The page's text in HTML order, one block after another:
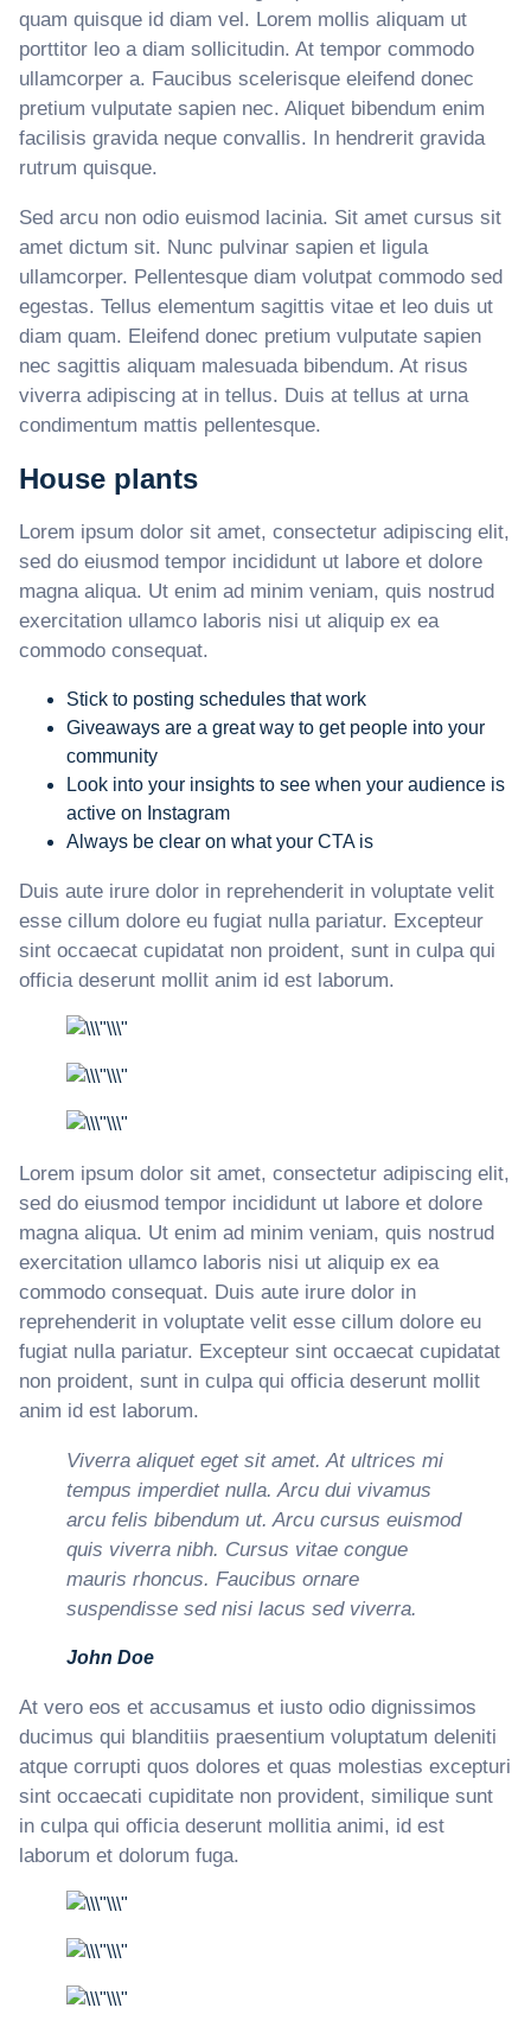
quam quisque id diam vel. Lorem mollis aliquam ut
porttitor leo a diam sollicitudin. At tempor commodo
ullamcorper a. Faucibus scelerisque eleifend donec
pretium vulputate sapien nec. Aliquet bibendum enim
facilisis gravida neque convallis. In hendrerit gravida
rutrum quisque.
Sed arcu non odio euismod lacinia. Sit amet cursus sit
amet dictum sit. Nunc pulvinar sapien et ligula
ullamcorper. Pellentesque diam volutpat commodo sed
egestas. Tellus elementum sagittis vitae et leo duis ut
diam quam. Eleifend donec pretium vulputate sapien
nec sagittis aliquam malesuada bibendum. At risus
viverra adipiscing at in tellus. Duis at tellus at urna
condimentum mattis pellentesque.
House plants
Lorem ipsum dolor sit amet, consectetur adipiscing elit,
sed do eiusmod tempor incididunt ut labore et dolore
magna aliqua. Ut enim ad minim veniam, quis nostrud
exercitation ullamco laboris nisi ut aliquip ex ea
commodo consequat.
Stick to posting schedules that work
Giveaways are a great way to get people into your
community
Look into your insights to see when your audience is
active on Instagram
Always be clear on what your CTA is
Duis aute irure dolor in reprehenderit in voluptate velit
esse cillum dolore eu fugiat nulla pariatur. Excepteur
sint occaecat cupidatat non proident, sunt in culpa qui
officia deserunt mollit anim id est laborum.
Lorem ipsum dolor sit amet, consectetur adipiscing elit,
sed do eiusmod tempor incididunt ut labore et dolore
magna aliqua. Ut enim ad minim veniam, quis nostrud
exercitation ullamco laboris nisi ut aliquip ex ea
commodo consequat. Duis aute irure dolor in
reprehenderit in voluptate velit esse cillum dolore eu
fugiat nulla pariatur. Excepteur sint occaecat cupidatat
non proident, sunt in culpa qui officia deserunt mollit
anim id est laborum.
Viverra aliquet eget sit amet. At ultrices mi
tempus imperdiet nulla. Arcu dui vivamus
arcu felis bibendum ut. Arcu cursus euismod
quis viverra nibh. Cursus vitae congue
mauris rhoncus. Faucibus ornare
suspendisse sed nisi lacus sed viverra.
John Doe
At vero eos et accusamus et iusto odio dignissimos
ducimus qui blanditiis praesentium voluptatum deleniti
atque corrupti quos dolores et quas molestias excepturi
sint occaecati cupiditate non provident, similique sunt
in culpa qui officia deserunt mollitia animi, id est
laborum et dolorum fuga.